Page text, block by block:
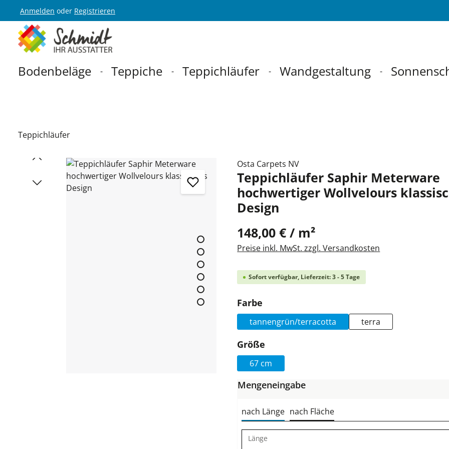
Hauptnavigation springen
Anmelden oder Registrieren
Bodenbeläge Teppiche Teppichläufer Wandgestaltung
Teppichläufer
Bildergalerie überspringen Osta Carpets NV
Teppichläufer Saphir Meterware
hochwertiger Wollvelours
Design
148,00 € / m²
Preise inkl. MwSt. zzgl. Versandkosten
Sofort verfügbar, Lieferzeit: 3 - 5 Tage
Farbe
tannengrün/terracotta terra
Größe
67 cm
Mengeneingabe
nach Länge nach Fläche
Länge